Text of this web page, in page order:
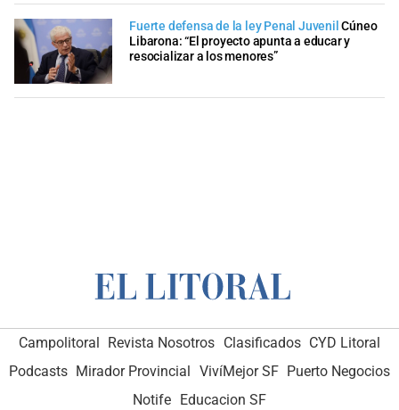
Fuerte defensa de la ley Penal Juvenil Cúneo
Libarona: “El proyecto apunta a educar y
resocializar a los menores”
Campolitoral Revista Nosotros Clasificados CYD Litoral
Podcasts Mirador Provincial VivíMejor SF Puerto Negocios
Notife Educacion SF